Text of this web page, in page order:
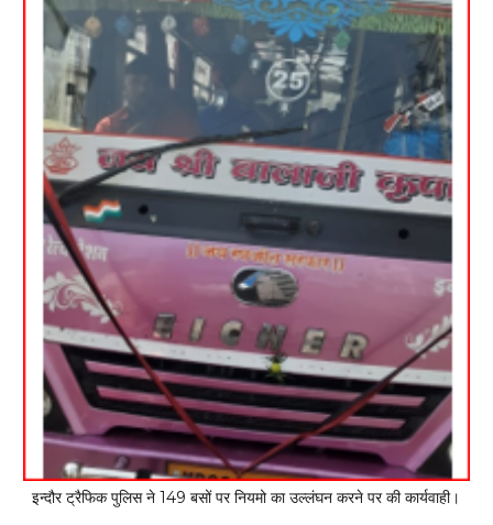
इन्दौर ट्रैफिक पुलिस ने 149 बसों पर नियमो का उल्लंघन करने पर की कार्यवाही।